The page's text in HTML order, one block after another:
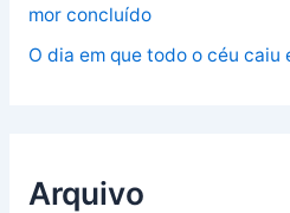
mor concluído
O dia em que todo o céu caiu
Arquivo